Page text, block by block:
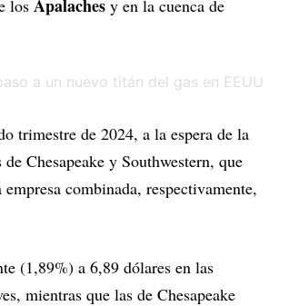
los Apalaches y en la cuenca de
trimestre de 2024, a la espera de la
Chesapeake y Southwestern, que
combinada, respectivamente,
(1,89%) a 6,89 dólares en las
mientras que las de Chesapeake